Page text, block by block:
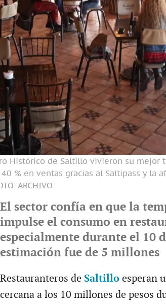
Histórico de Saltillo vivieron su mejor
% en ventas gracias al Saltipass y la
ARCHIVO
El sector confía en que la
impulse el consumo en
especialmente durante el 10
estimación fue de 5 millones
Restauranteros de Saltillo esperan
cercana a los 10 millones de pesos